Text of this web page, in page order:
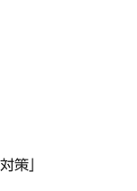
策」